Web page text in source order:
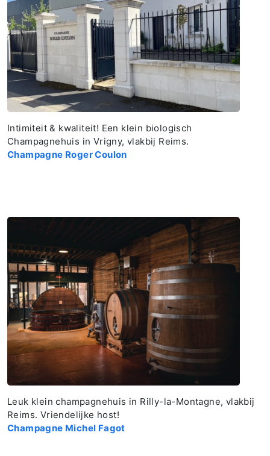
Intimiteit & kwaliteit! Een klein biologisch
Champagnehuis in Vrigny, vlakbij Reims.
Champagne Roger Coulon
Leuk klein champagnehuis in Rilly-la-Montagne, vlakbij
Reims. Vriendelijke host!
Champagne Michel Fagot